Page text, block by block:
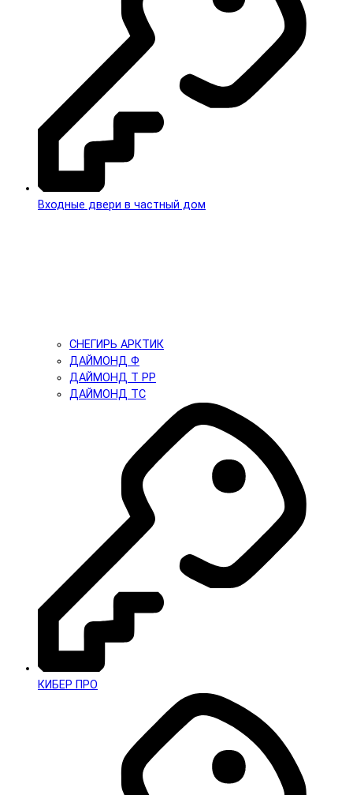
Входные двери в частный дом
СНЕГИРЬ АРКТИК
ДАЙМОНД Ф
ДАЙМОНД Т PP
ДАЙМОНД ТС
КИБЕР ПРО